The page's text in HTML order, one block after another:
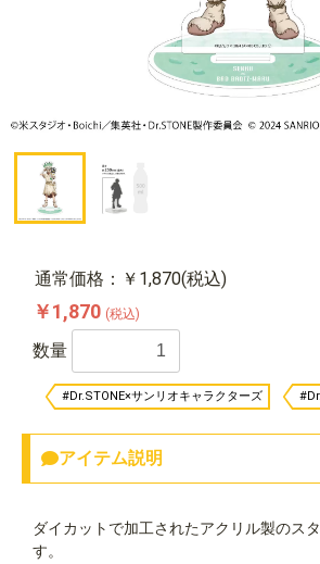
通常価格：￥1,870(税込)
￥1,870 (税込)
数量
#Dr.STONE×サンリオキャラクターズ
アイテム説明
ダイカットで加工されたアクリル製のス
す。